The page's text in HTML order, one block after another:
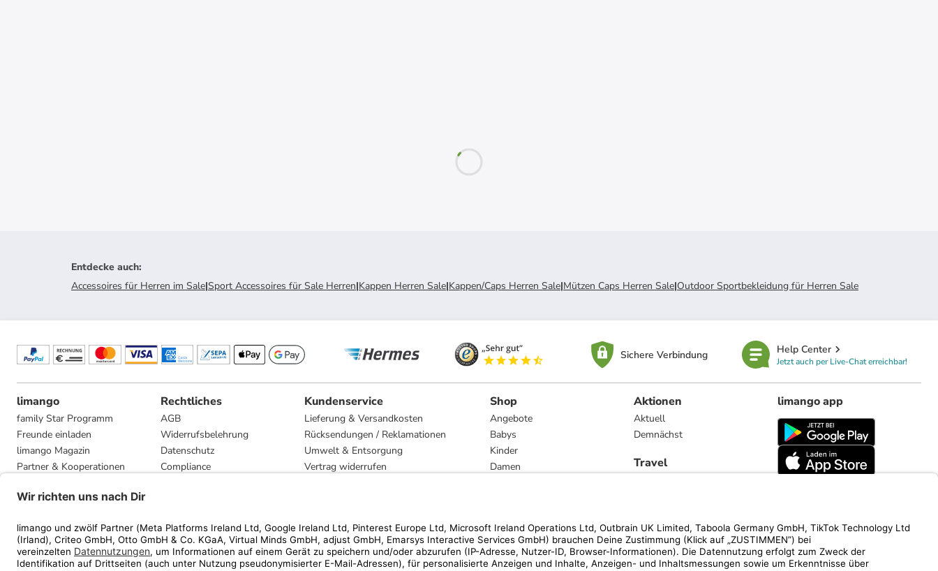
Entdecke auch:
Accessoires für Herren im Sale|Sport Accessoires für Sale Herren|Kappen Herren Sale|Kappen/Caps Herren Sale|Mützen Caps Herren Sale|Outdoor Sportbekleidung für Herren Sale
Sichere Verbindung Help Center
Jetzt auch per Live-Chat erreichbar!
limango
family Star Programm
Freunde einladen
limango Magazin
Partner & Kooperationen
Presse
Rechtliches
AGB
Widerrufsbelehrung
Datenschutz
Compliance
Kundenservice
Lieferung & Versandkosten
Rücksendungen / Reklamationen
Umwelt & Entsorgung
Vertrag widerrufen
Shop
Angebote
Babys
Kinder
Damen
Marken
Aktionen
Aktuell
Demnächst
Travel
limango app